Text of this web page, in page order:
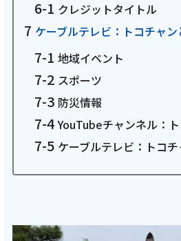
おトクなプラン
パンフレット・チラシ
会社案内
クレジットタイトル
ケーブルテレビ：トコチャン
地域イベント
スポーツ
防災情報
YouTubeチャンネル：
ケーブルテレビ：トコ